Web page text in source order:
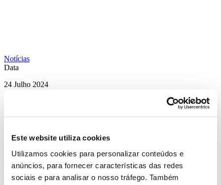
Este website utiliza cookies
Utilizamos cookies para personalizar conteúdos e
anúncios, para fornecer características das redes
sociais e para analisar o nosso tráfego. Também
Notícias
Data
24 Julho 2024
#Produtos
A NOVA APOSTA DO CONTINENTE É